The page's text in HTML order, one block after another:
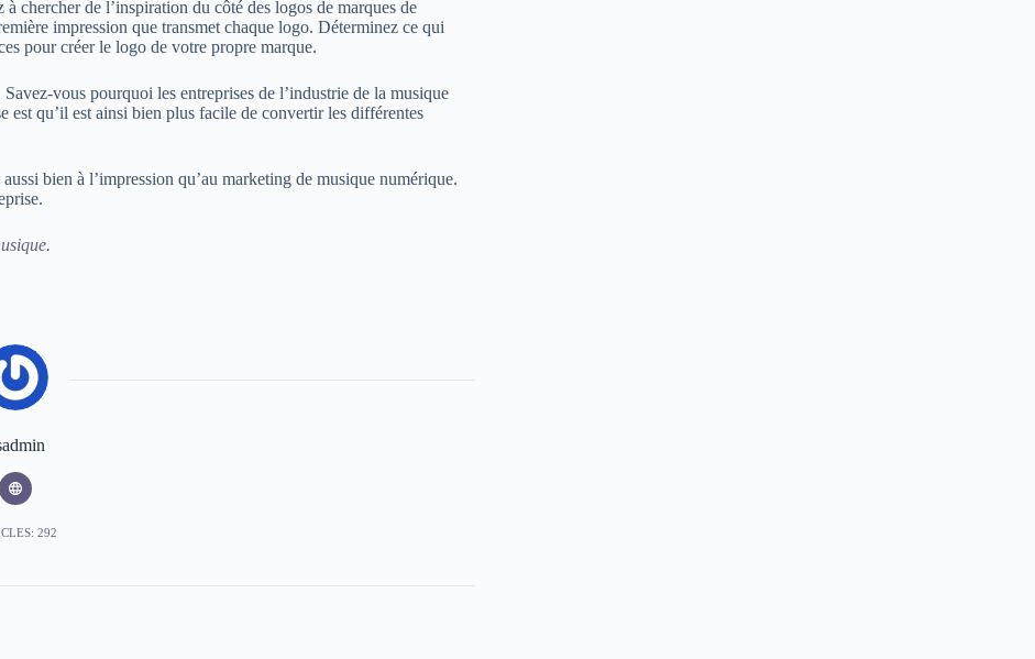
chercher de l’inspiration du côté des logos de marques de
impression que transmet chaque logo. Déterminez ce qui
pour créer le logo de votre propre marque.
vous pourquoi les entreprises de l’industrie de la musique
est qu’il est ainsi bien plus facile de convertir les différentes
bien à l’impression qu’au marketing de musique numérique.
.
292